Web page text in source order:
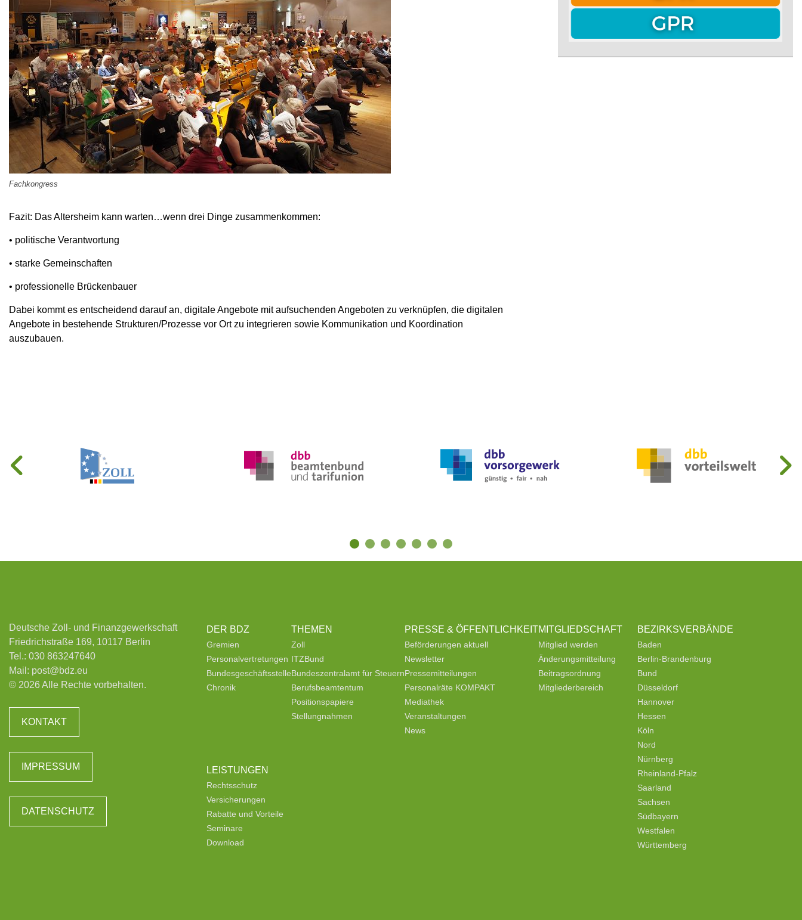
Fachkongress
Fazit: Das Altersheim kann warten…wenn drei Dinge zusammenkommen:
• politische Verantwortung
• starke Gemeinschaften
• professionelle Brückenbauer
Dabei kommt es entscheidend darauf an, digitale Angebote mit aufsuchenden Angeboten zu verknüpfen, die digitalen
Angebote in bestehende Strukturen/Prozesse vor Ort zu integrieren sowie Kommunikation und Koordination
auszubauen.
Deutsche Zoll- und Finanzgewerkschaft
Friedrichstraße 169, 10117 Berlin
Tel.: 030 863247640
Mail: post@bdz.eu
© 2026 Alle Rechte vorbehalten.
KONTAKT
IMPRESSUM
DATENSCHUTZ
DER BDZ
Gremien
Personalvertretungen
Bundesgeschäftsstelle
Chronik
THEMEN
Zoll
ITZBund
Bundeszentralamt für Steuern
Berufsbeamtentum
Positionspapiere
Stellungnahmen
PRESSE & ÖFFENTLICHKEIT
Beförderungen aktuell
Newsletter
Pressemitteilungen
Personalräte KOMPAKT
Mediathek
Veranstaltungen
News
MITGLIEDSCHAFT
Mitglied werden
Änderungsmitteilung
Beitragsordnung
Mitgliederbereich
LEISTUNGEN
Rechtsschutz
Versicherungen
Rabatte und Vorteile
Seminare
Download
BEZIRKSVERBÄNDE
Baden
Berlin-Brandenburg
Bund
Düsseldorf
Hannover
Hessen
Köln
Nord
Nürnberg
Rheinland-Pfalz
Saarland
Sachsen
Südbayern
Westfalen
Württemberg